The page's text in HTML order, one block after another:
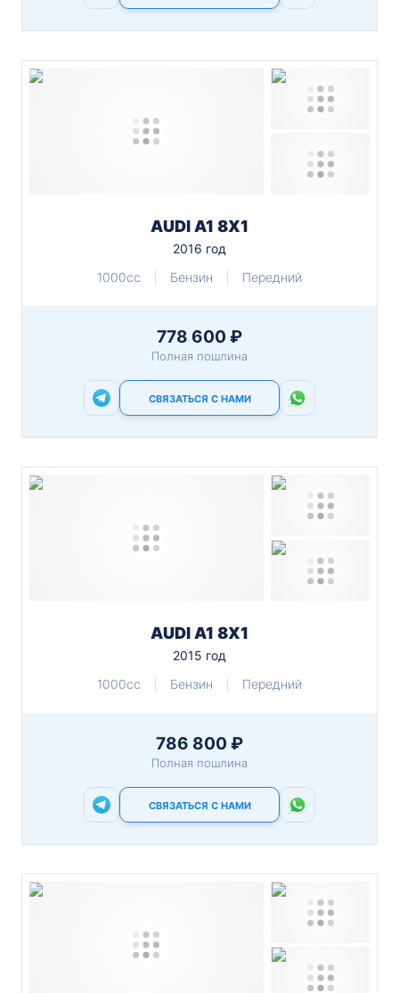
AUDI A1 8X1
2016 год
1000cc
Бензин Передний
778 600 ₽
Полная пошлина
СВЯЗАТЬСЯ С НАМИ
AUDI A1 8X1
2015 год
1000cc
Бензин Передний
786 800 ₽
Полная пошлина
СВЯЗАТЬСЯ С НАМИ